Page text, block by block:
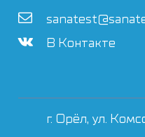
В Контакте
г. Орёл, ул.